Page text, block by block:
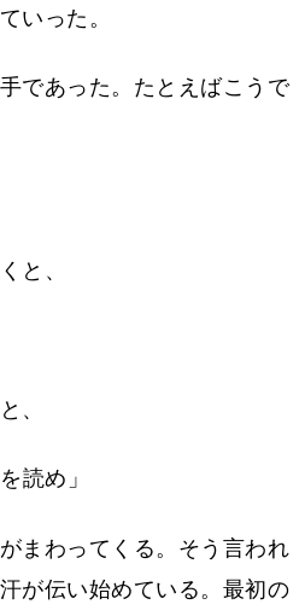
いった。
であった。たとえばこうで
くと、
、
読め」
まわってくる。そう言われ
が伝い始めている。最初の